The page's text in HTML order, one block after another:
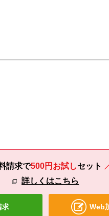
請求で500円お試しセット
詳しくはこちら
求 Web